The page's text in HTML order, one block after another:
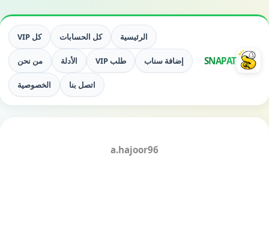
SNAPAT
الرئيسية كل الحسابات كل VIP
إضافة سناب طلب VIP الأدلة من نحن
اتصل بنا الخصوصية
a.hajoor96